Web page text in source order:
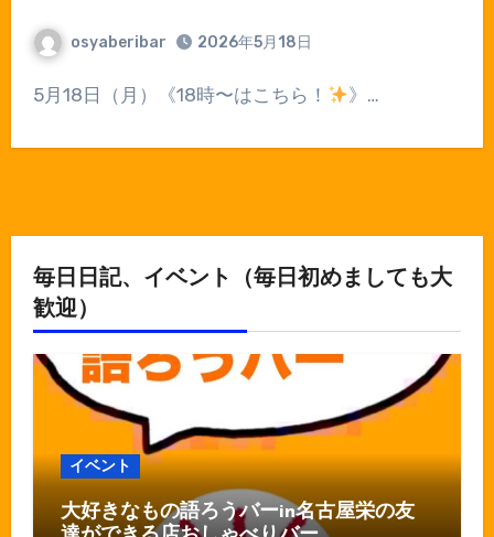
osyaberibar 2026年5月18日
5月18日（月）《18時〜はこちら！ 》…
毎日日記、イベント（毎日初めましても大
歓迎）
イベント
大好きなもの語ろうバーin名古屋栄の友